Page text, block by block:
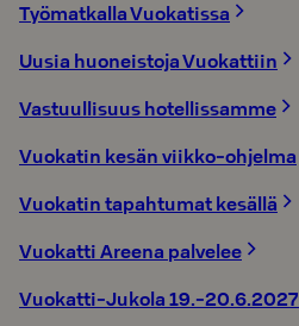
Työmatkalla Vuokatissa
Uusia huoneistoja Vuokattiin
Vastuullisuus hotellissamme
Vuokatin kesän viikko-ohjelma
Vuokatin tapahtumat kesällä
Vuokatti Areena palvelee
Vuokatti-Jukola 19.-20.6.2027